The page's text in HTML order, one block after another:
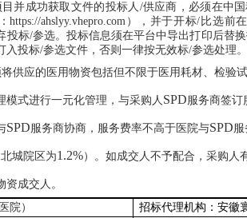
并成功获取文件的投标人 /供应商，必须在中
https://ahslyy.vhepro.com ），并于开标/ 比选前
投标/参选。投标信息须在平台中导出打印后替
入投标/参选文件，否则一律按无效标/参选处理。
供应的医用物资包括但不限于医用耗材、检验
模式进行一元化管理，与采购人SPD服务商签订
SPD服务商协商，服务费率不高于医院与SPD
北城院区为1.2%）。如成交人不予配合，采购人
资成交人。
院）
招标代理机构：安徽